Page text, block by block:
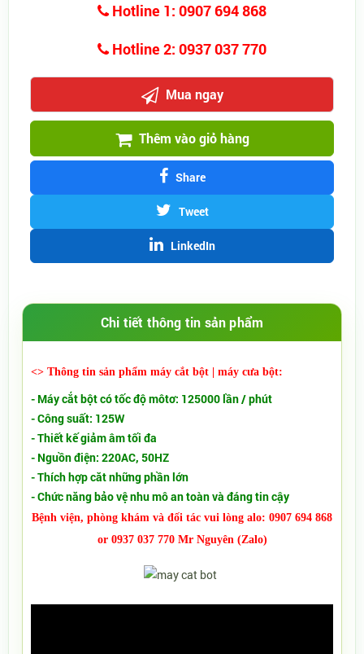
Hotline 1: 0907 694 868
Hotline 2: 0937 037 770
Mua ngay
Thêm vào giỏ hàng
Share
Tweet
LinkedIn
Chi tiết thông tin sản phẩm
<> Thông tin sản phẩm máy cắt bột | máy cưa bột:
- Máy cắt bột có tốc độ môtơ: 125000 lần / phút
- Công suất: 125W
- Thiết kế giảm âm tối đa
- Nguồn điện: 220AC, 50HZ
- Thích hợp căt những phần lớn
- Chức năng bảo vệ nhu mô an toàn và đáng tin cậy
Bệnh viện, phòng khám và đối tác vui lòng alo: 0907 694 868
or 0937 037 770 Mr Nguyên (Zalo)